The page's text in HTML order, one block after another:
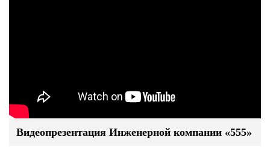
Видеопрезентация Инженерной компании «555»